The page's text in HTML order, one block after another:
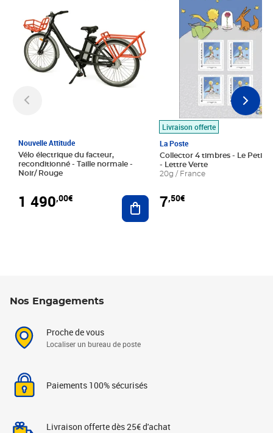
Nouvelle Attitude
Vélo électrique du facteur,
reconditionné - Taille normale -
Noir/ Rouge
1 490,00€ Ajouter au panier
Livraison offerte
La Poste
Collector 4 timbres - Le Petit
- Lettre Verte
20g / France
7,50€
Nos Engagements
Proche de vous
Localiser un bureau de poste
Paiements 100% sécurisés
Livraison offerte dès 25€ d'achat